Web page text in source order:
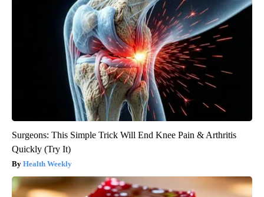
Surgeons: This Simple Trick Will End Knee Pain & Arthritis
Quickly (Try It)
Health Weekly